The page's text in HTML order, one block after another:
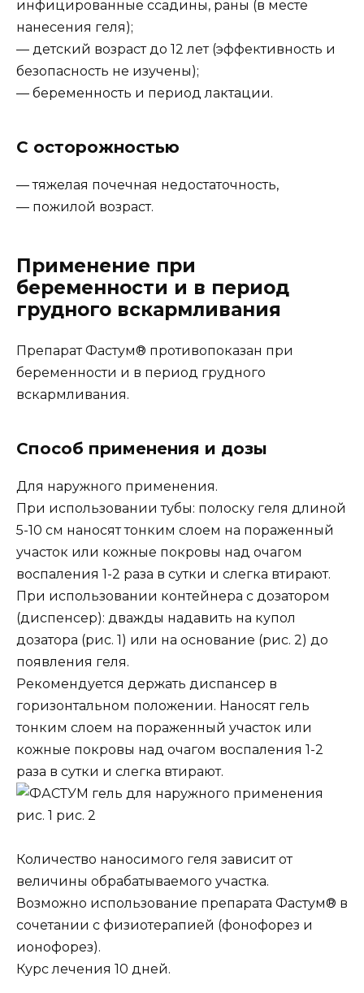
инфицированные ссадины, раны (в месте
нанесения геля);
— детский возраст до 12 лет (эффективность и
безопасность не изучены);
— беременность и период лактации.
С осторожностью
— тяжелая почечная недостаточность,
— пожилой возраст.
Применение при
беременности и в период
грудного вскармливания
Препарат Фастум® противопоказан при
беременности и в период грудного
вскармливания.
Способ применения и дозы
Для наружного применения.
При использовании тубы: полоску геля длиной
5-10 см наносят тонким слоем на пораженный
участок или кожные покровы над очагом
воспаления 1-2 раза в сутки и слегка втирают.
При использовании контейнера с дозатором
(диспенсер): дважды надавить на купол
дозатора (рис. 1) или на основание (рис. 2) до
появления геля.
Рекомендуется держать диспансер в
горизонтальном положении. Наносят гель
тонким слоем на пораженный участок или
кожные покровы над очагом воспаления 1-2
раза в сутки и слегка втирают.
рис. 1 рис. 2
Количество наносимого геля зависит от
величины обрабатываемого участка.
Возможно использование препарата Фастум® в
сочетании с физиотерапией (фонофорез и
ионофорез).
Курс лечения 10 дней.